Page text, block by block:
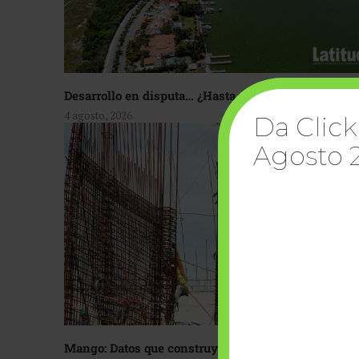
Desarrollo en disputa… ¿Hasta dónde crecer?
4 agosto, 2026
Mango: Datos que construyen confianza
Da
Agosto